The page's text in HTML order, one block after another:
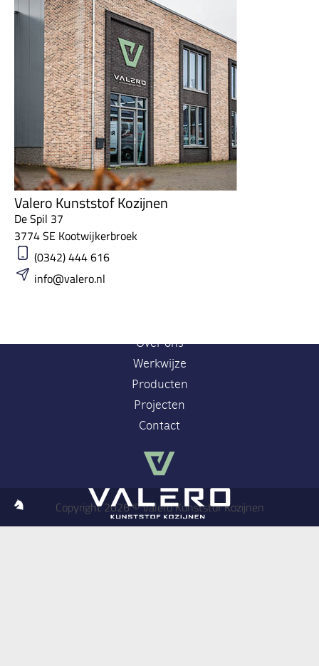
Valero Kunststof Kozijnen
De Spil 37
3774 SE Kootwijkerbroek
(0342) 444 616
info@valero.nl
Over ons
Werkwijze
Producten
Projecten
Contact
Copyright 2026 © Valero Kunststof Kozijnen